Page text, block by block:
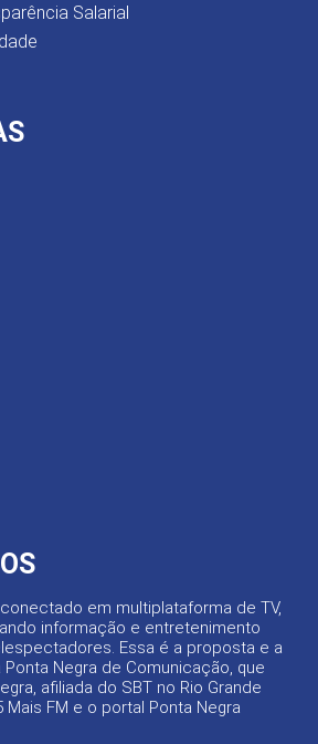
Salarial
em multiplataforma de TV,
informação e entretenimento
Essa é a proposta e a
Negra de Comunicação, que
afiliada do SBT no Rio Grande
Mais FM e o portal Ponta Negra